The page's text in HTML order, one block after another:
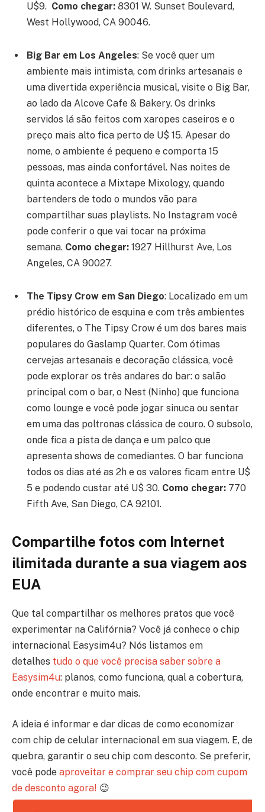
U$9. Como chegar: 8301 W. Sunset Boulevard,
West Hollywood, CA 90046.
Big Bar em Los Angeles: Se você quer um
ambiente mais intimista, com drinks artesanais e
uma divertida experiência musical, visite o Big Bar,
ao lado da Alcove Cafe & Bakery. Os drinks
servidos lá são feitos com xaropes caseiros e o
preço mais alto fica perto de U$ 15. Apesar do
nome, o ambiente é pequeno e comporta 15
pessoas, mas ainda confortável. Nas noites de
quinta acontece a Mixtape Mixology, quando
bartenders de todo o mundos vão para
compartilhar suas playlists. No Instagram você
pode conferir o que vai tocar na próxima
semana. Como chegar: 1927 Hillhurst Ave, Los
Angeles, CA 90027.
The Tipsy Crow em San Diego: Localizado em um
prédio histórico de esquina e com três ambientes
diferentes, o The Tipsy Crow é um dos bares mais
populares do Gaslamp Quarter. Com ótimas
cervejas artesanais e decoração clássica, você
pode explorar os três andares do bar: o salão
principal com o bar, o Nest (Ninho) que funciona
como lounge e você pode jogar sinuca ou sentar
em uma das poltronas clássica de couro. O subsolo,
onde fica a pista de dança e um palco que
apresenta shows de comediantes. O bar funciona
todos os dias até as 2h e os valores ficam entre U$
5 e podendo custar até U$ 30. Como chegar: 770
Fifth Ave, San Diego, CA 92101.
Compartilhe fotos com Internet
ilimitada durante a sua viagem aos
EUA
Que tal compartilhar os melhores pratos que você
experimentar na Califórnia? Você já conhece o chip
internacional Easysim4u? Nós listamos em
detalhes tudo o que você precisa saber sobre a
Easysim4u: planos, como funciona, qual a cobertura,
onde encontrar e muito mais.
A ideia é informar e dar dicas de como economizar
com chip de celular internacional em sua viagem. E, de
quebra, garantir o seu chip com desconto. Se preferir,
você pode aproveitar e comprar seu chip com cupom
de desconto agora! 😉